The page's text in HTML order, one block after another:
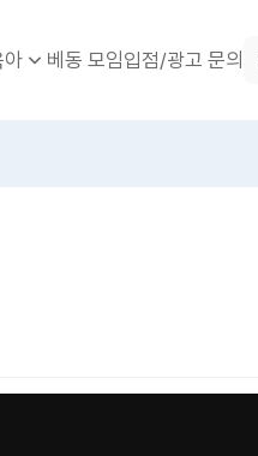
아 베동 모임입점/광고 문의